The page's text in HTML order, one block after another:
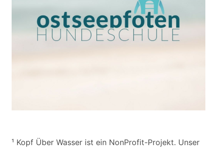
¹ Kopf Über Wasser ist ein NonProfit-Projekt. Unser